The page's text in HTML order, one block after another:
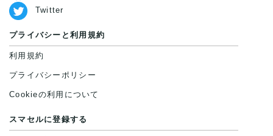
Twitter
プライバシーと利用規約
利用規約
プライバシーポリシー
Cookieの利用について
スマセルに登録する